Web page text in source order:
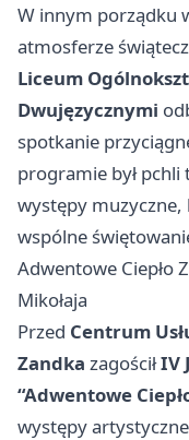
W innym porządku
atmosferze
Liceum
Dwujęzycznymi
spotkanie
programie był
występy muzyczne,
wspólne
Adwentowe Ciepło
Mikołaja
Przed Centrum
Zandka zagościłIV
“Adwentowe
występy